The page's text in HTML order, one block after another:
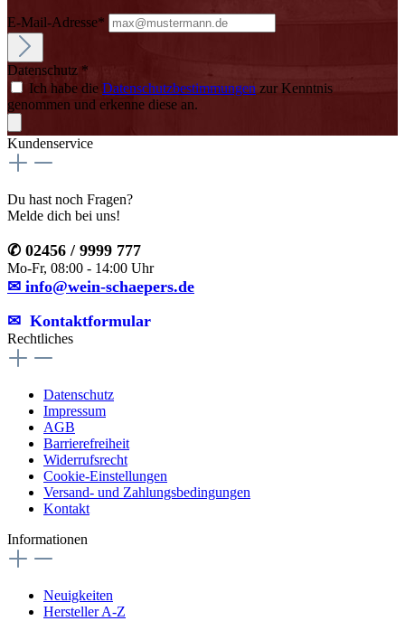
E-Mail-Adresse*
Datenschutz *
Ich habe die Datenschutzbestimmungen zur Kenntnis
genommen und erkenne diese an.
Kundenservice
Du hast noch Fragen?
Melde dich bei uns!
✆ 02456 / 9999 777
Mo-Fr, 08:00 - 14:00 Uhr
✉ info@wein-schaepers.de
✉︎ Kontaktformular
Rechtliches
Datenschutz
Impressum
AGB
Barrierefreiheit
Widerrufsrecht
Cookie-Einstellungen
Versand- und Zahlungsbedingungen
Kontakt
Informationen
Neuigkeiten
Hersteller A-Z